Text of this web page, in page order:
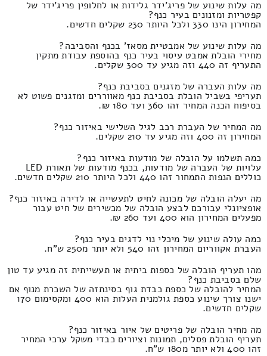
מה עלות שינוע של פריג'ידר גלידות או לחלופין פריג'ידר של
קפטריות ומזנונים בעיר כנף?
המחירון הינו 330 ולכל היותר 230 שקלים חדשים.
מה עלות שינוע של אמבטיית מסאז' בכנף והסביבה?
מחירי הובלת אמבט עיסוי בעיר כנף בהוספת עבודת מתקין
התעריף זה 440 וזה מגיע עד 300 שקלים.
מה עלות העברה של מזגנים בסביבת כנף?
תעריפי בשביל הובלת בסביבת כנף מאווררים ומזגנים פשוט לא
בסיפוח הכנה המחיר זהו 360 ועד 180 ₪.
מה המחיר של העברת רכב לגיל השלישי באיזור כנף?
המחירון זה 400 וזה מגיע עד 210 שקלים.
כמה תשלמו על הובלה של מודעות באיזור כנף?
עלויות של העברה של מודעות, בכנף מודעות של תאורת LED
כוללים הנפות התמחור זהו 440 ולכל היותר 210 שקלים חדשים.
מה יעלה הובלה של מכונה לחיט לתעשייה או לדירה באיזור כנף?
אופציונלי עבורכם לבצע הובלה של מכשירים של חיט עבור
מפעלים המחירון הוא 400 ועד 260 ₪.
כמה עולה שינוע של מיכלי נוי לדגים בעיר כנף?
העברת אקווריום המחירון זהו 540 ולא יותר מ250 ש"ח.
מהו תעריף הובלה של כספות ביתית או תעשייתית זה מגיע עד טון
שלם בסביבת כנף?
המחיר להובלה של כספת כבדת גוף בסינתזה של השכרת מנוף אם
ישנו צורך שינוע כספת גולמנית העלות הוא 400 ומקסימום 170
שקלים חדשים.
מה מחיר הובלה של פריטים של איור באיזור כנף?
תעריף הובלת פסלים, תמונות וציורים כבדי משקל ערכי המחיר
זהו 400 ולא יותר מ180 ש"ח.